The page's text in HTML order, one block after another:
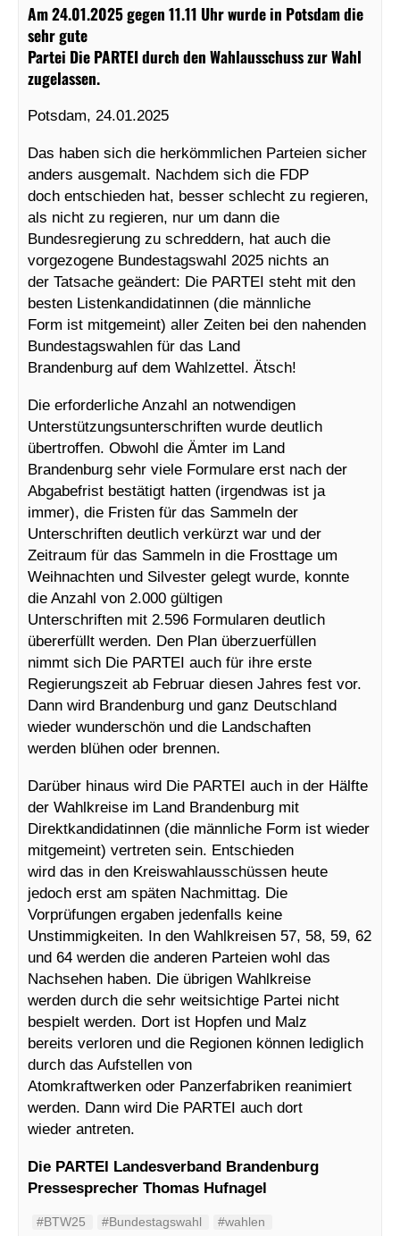
Am 24.01.2025 gegen 11.11 Uhr wurde in Potsdam die
sehr gute
Partei Die PARTEI durch den Wahlausschuss zur Wahl
zugelassen.
Potsdam, 24.01.2025
Das haben sich die herkömmlichen Parteien sicher
anders ausgemalt. Nachdem sich die FDP
doch entschieden hat, besser schlecht zu regieren,
als nicht zu regieren, nur um dann die
Bundesregierung zu schreddern, hat auch die
vorgezogene Bundestagswahl 2025 nichts an
der Tatsache geändert: Die PARTEI steht mit den
besten Listenkandidatinnen (die männliche
Form ist mitgemeint) aller Zeiten bei den nahenden
Bundestagswahlen für das Land
Brandenburg auf dem Wahlzettel. Ätsch!
Die erforderliche Anzahl an notwendigen
Unterstützungsunterschriften wurde deutlich
übertroffen. Obwohl die Ämter im Land
Brandenburg sehr viele Formulare erst nach der
Abgabefrist bestätigt hatten (irgendwas ist ja
immer), die Fristen für das Sammeln der
Unterschriften deutlich verkürzt war und der
Zeitraum für das Sammeln in die Frosttage um
Weihnachten und Silvester gelegt wurde, konnte
die Anzahl von 2.000 gültigen
Unterschriften mit 2.596 Formularen deutlich
übererfüllt werden. Den Plan überzuerfüllen
nimmt sich Die PARTEI auch für ihre erste
Regierungszeit ab Februar diesen Jahres fest vor.
Dann wird Brandenburg und ganz Deutschland
wieder wunderschön und die Landschaften
werden blühen oder brennen.
Darüber hinaus wird Die PARTEI auch in der Hälfte
der Wahlkreise im Land Brandenburg mit
Direktkandidatinnen (die männliche Form ist wieder
mitgemeint) vertreten sein. Entschieden
wird das in den Kreiswahlausschüssen heute
jedoch erst am späten Nachmittag. Die
Vorprüfungen ergaben jedenfalls keine
Unstimmigkeiten. In den Wahlkreisen 57, 58, 59, 62
und 64 werden die anderen Parteien wohl das
Nachsehen haben. Die übrigen Wahlkreise
werden durch die sehr weitsichtige Partei nicht
bespielt werden. Dort ist Hopfen und Malz
bereits verloren und die Regionen können lediglich
durch das Aufstellen von
Atomkraftwerken oder Panzerfabriken reanimiert
werden. Dann wird Die PARTEI auch dort
wieder antreten.
Die PARTEI Landesverband Brandenburg
Pressesprecher Thomas Hufnagel
#BTW25 #Bundestagswahl #wahlen